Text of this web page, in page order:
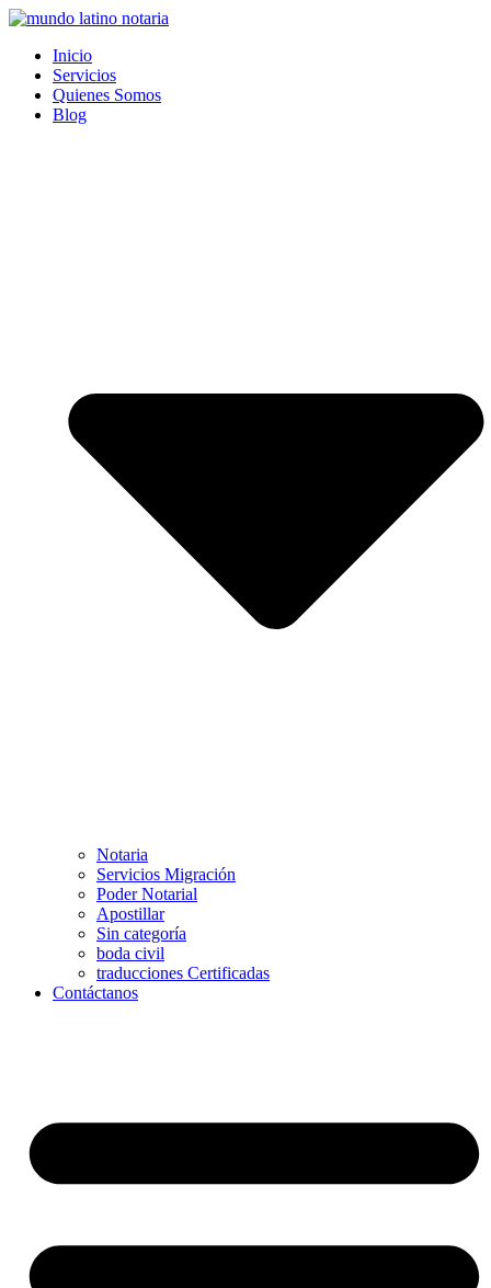
Saltar
contenido
Inicio
Servicios
Quienes Somos
Blog
Notaria
Servicios Migración
Poder Notarial
Apostillar
Sin categoría
boda civil
traducciones Certificadas
Contáctanos